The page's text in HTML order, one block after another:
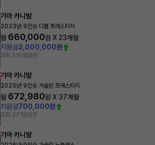
기아 카니발
2023년·9인승 디젤 프레스티지
월 660,000원 X 23개월
지원금2,000,000원
조회 515방금전
기아 카니발
2025년·9인승 가솔린 프레스티지
월 672,980원 X 37개월
지원금700,000원
조회 271 방금전
기아 카니발